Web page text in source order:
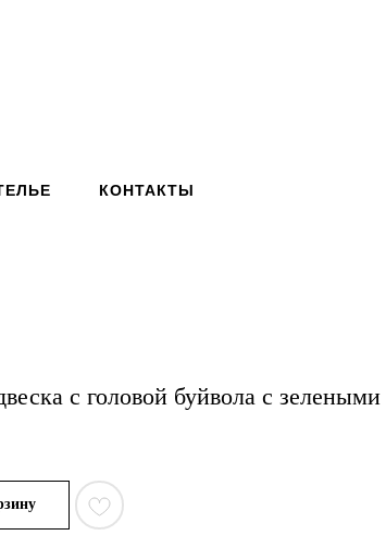
КОНТАКТЫ
с головой буйвола с зелеными